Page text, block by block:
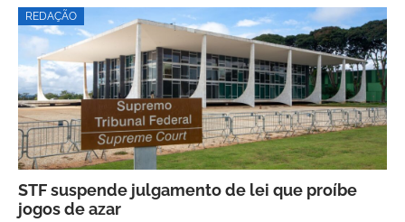
REDAÇÃO
STF suspende julgamento de lei que proíbe
jogos de azar